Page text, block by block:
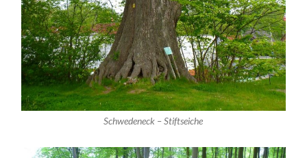
Schwedeneck – Stiftseiche